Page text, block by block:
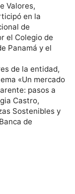
Valores,
en la
de
el Colegio de
Panamá y el
de la entidad,
«Un mercado
pasos a
Castro,
Sostenibles y
de